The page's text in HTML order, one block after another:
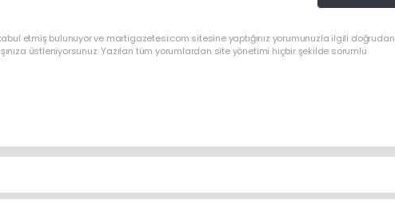
etmiş bulunuyor ve martigazetesi.com sitesine yaptığınız yorumunuzla ilgili doğrudan
üstleniyorsunuz. Yazılan tüm yorumlardan site yönetimi hiçbir şekilde sorumlu